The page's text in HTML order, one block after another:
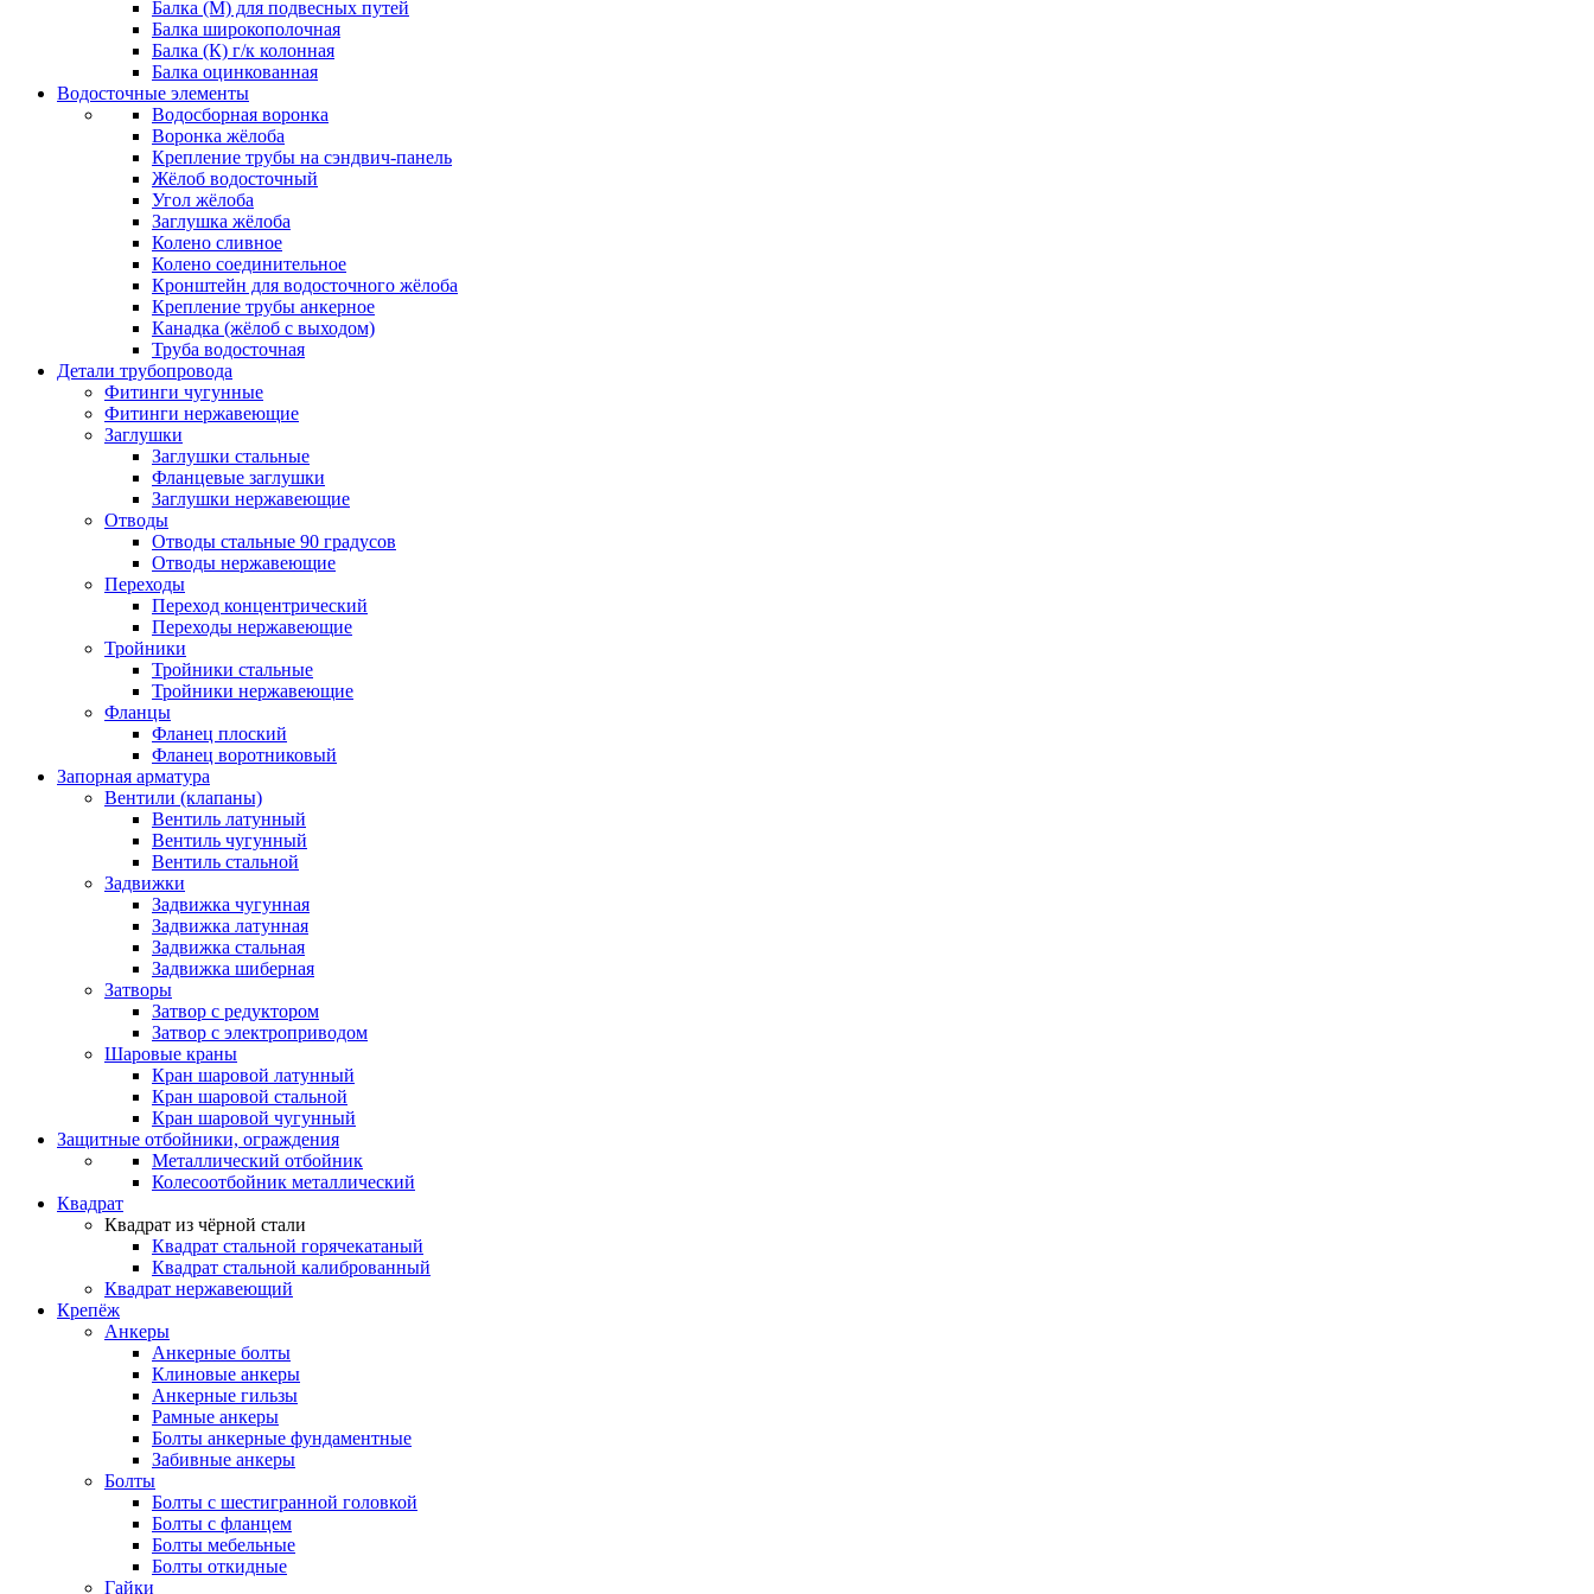
Балка (М) для подвесных путей
Балка широкополочная
Балка (К) г/к колонная
Балка оцинкованная
Водосточные элементы
Водосборная воронка
Воронка жёлоба
Крепление трубы на сэндвич-панель
Жёлоб водосточный
Угол жёлоба
Заглушка жёлоба
Колено сливное
Колено соединительное
Кронштейн для водосточного жёлоба
Крепление трубы анкерное
Канадка (жёлоб с выходом)
Труба водосточная
Детали трубопровода
Фитинги чугунные
Фитинги нержавеющие
Заглушки
Заглушки стальные
Фланцевые заглушки
Заглушки нержавеющие
Отводы
Отводы стальные 90 градусов
Отводы нержавеющие
Переходы
Переход концентрический
Переходы нержавеющие
Тройники
Тройники стальные
Тройники нержавеющие
Фланцы
Фланец плоский
Фланец воротниковый
Запорная арматура
Вентили (клапаны)
Вентиль латунный
Вентиль чугунный
Вентиль стальной
Задвижки
Задвижка чугунная
Задвижка латунная
Задвижка стальная
Задвижка шиберная
Затворы
Затвор с редуктором
Затвор с электроприводом
Шаровые краны
Кран шаровой латунный
Кран шаровой стальной
Кран шаровой чугунный
Защитные отбойники, ограждения
Металлический отбойник
Колесоотбойник металлический
Квадрат
Квадрат из чёрной стали
Квадрат стальной горячекатаный
Квадрат стальной калиброванный
Квадрат нержавеющий
Крепёж
Анкеры
Анкерные болты
Клиновые анкеры
Анкерные гильзы
Рамные анкеры
Болты анкерные фундаментные
Забивные анкеры
Болты
Болты с шестигранной головкой
Болты с фланцем
Болты мебельные
Болты откидные
Гайки